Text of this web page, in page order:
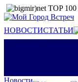
НОВОСТИСТАТЬИ
Новости